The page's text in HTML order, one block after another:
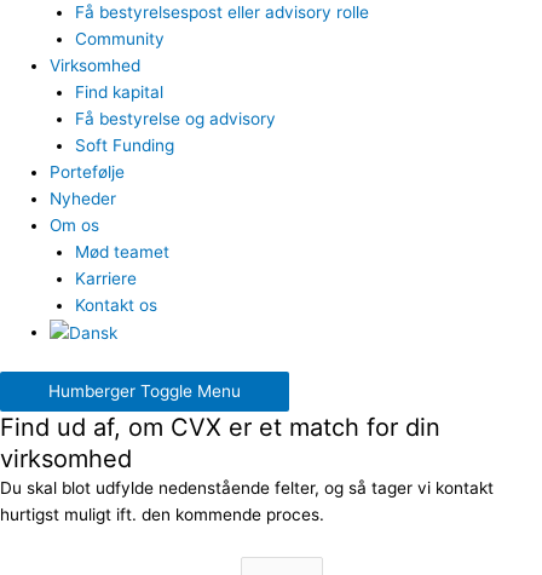
Få bestyrelsespost eller advisory rolle
Community
Virksomhed
Find kapital
Få bestyrelse og advisory
Soft Funding
Portefølje
Nyheder
Om os
Mød teamet
Karriere
Kontakt os
Humberger Toggle Menu
Find ud af, om CVX er et match for din
virksomhed
Du skal blot udfylde nedenstående felter, og så tager vi kontakt
hurtigst muligt ift. den kommende proces.